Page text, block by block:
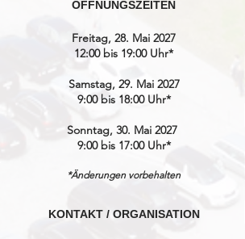
ÖFFNUNGSZEITEN
Freitag, 28. Mai 2027
12:00 bis 19:00 Uhr*
Samstag, 29. Mai 2027
9:00 bis 18:00 Uhr*
Sonntag, 30. Mai 2027
9:00 bis 17:00 Uhr*
*Änderungen vorbehalten
KONTAKT / ORGANISATION